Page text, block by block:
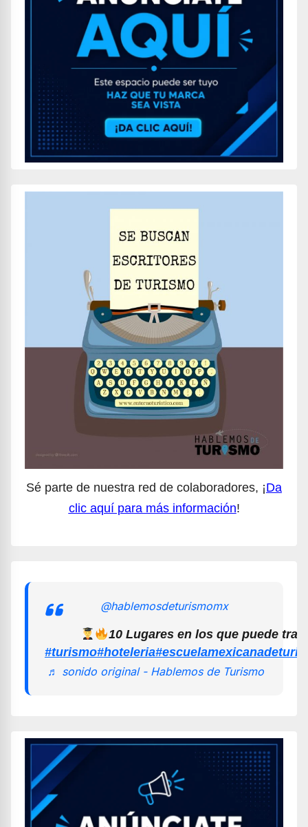
Sé parte de nuestra red de colaboradores, ¡Da
clic aquí para más información!
@hablemosdeturismomx
10 Lugares en los que puede
#turismo#hoteleria
♬ sonido original - Hablemos de Turismo